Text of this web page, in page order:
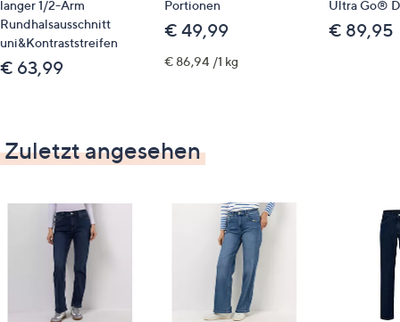
langer 1/2-Arm
Rundhalsausschnitt
uni&Kontraststreifen
€ 63,99
Portionen
€ 49,99
€ 86,94 /1 kg
Ultra Go®
€ 89,95
Zuletzt angesehen